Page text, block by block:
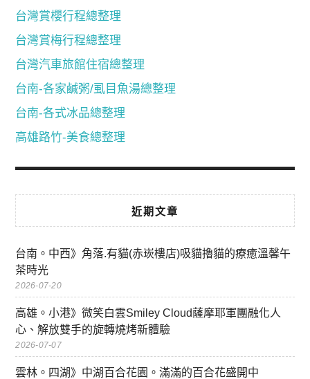
台灣賞櫻行程總整理
台灣賞梅行程總整理
台灣汽車旅館住宿總整理
台南-各家鹹粥/虱目魚湯總整理
台南-各式冰品總整理
高雄路竹-美食總整理
近期文章
台南。中西》角落.有貓(赤崁樓店)吸貓擼貓的療癒溫馨午
茶時光
2026-07-20
高雄。小港》微笑白雲Smiley Cloud薩摩耶軍團融化人
心、解放雙手的旋轉燒烤新體驗
2026-07-07
雲林。四湖》中湖百合花園。滿滿的百合花盛開中